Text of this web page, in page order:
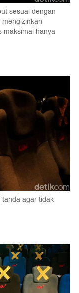
sesuai dengan
maksimal hanya
agar tidak